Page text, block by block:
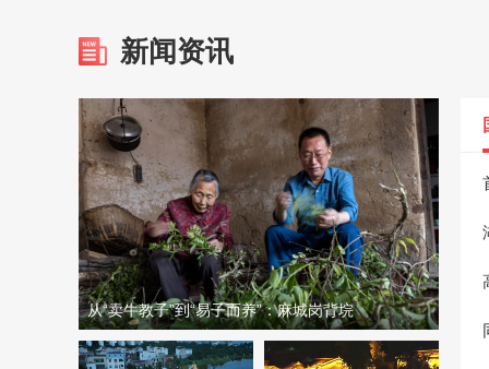
新闻资讯
从“卖牛教子”到“易子而养”：麻城岗背垸